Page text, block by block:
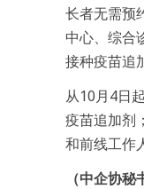
长者无需预
中心、综合
接种疫苗追
从10月4日
疫苗追加剂
和前线工作
（中企协秘